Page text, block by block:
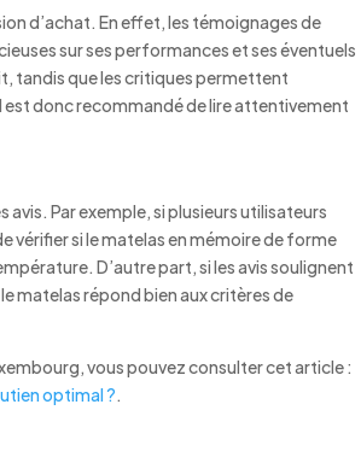
d’achat. En effet, les témoignages de
sur ses performances et ses éventuels
tandis que les critiques permettent
est donc recommandé de lire attentivement
Par exemple, si plusieurs utilisateurs
vérifier si le matelas en mémoire de forme
D’autre part, si les avis soulignent
matelas répond bien aux critères de
vous pouvez consulter cet article :
optimal ?.